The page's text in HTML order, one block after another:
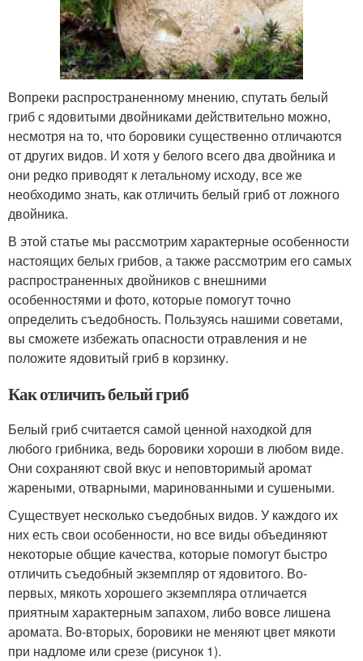
Вопреки распространенному мнению, спутать белый
гриб с ядовитыми двойниками действительно можно,
несмотря на то, что боровики существенно отличаются
от других видов. И хотя у белого всего два двойника и
они редко приводят к летальному исходу, все же
необходимо знать, как отличить белый гриб от ложного
двойника.
В этой статье мы рассмотрим характерные особенности
настоящих белых грибов, а также рассмотрим его самых
распространенных двойников с внешними
особенностями и фото, которые помогут точно
определить съедобность. Пользуясь нашими советами,
вы сможете избежать опасности отравления и не
положите ядовитый гриб в корзинку.
Как отличить белый гриб
Белый гриб считается самой ценной находкой для
любого грибника, ведь боровики хороши в любом виде.
Они сохраняют свой вкус и неповторимый аромат
жареными, отварными, маринованными и сушеными.
Существует несколько съедобных видов. У каждого их
них есть свои особенности, но все виды объединяют
некоторые общие качества, которые помогут быстро
отличить съедобный экземпляр от ядовитого. Во-
первых, мякоть хорошего экземпляра отличается
приятным характерным запахом, либо вовсе лишена
аромата. Во-вторых, боровики не меняют цвет мякоти
при надломе или срезе (рисунок 1).